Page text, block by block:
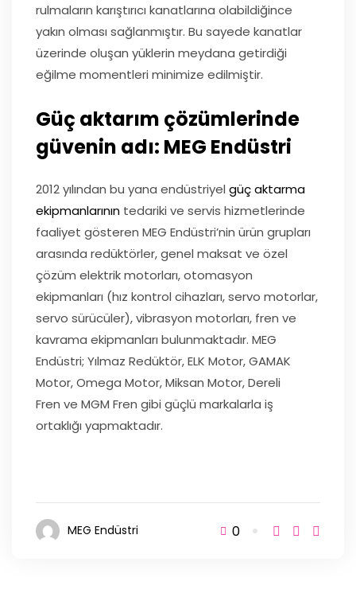
rulmaların karıştırıcı kanatlarına olabildiğince
yakın olması sağlanmıştır. Bu sayede kanatlar
üzerinde oluşan yüklerin meydana getirdiği
eğilme momentleri minimize edilmiştir.
Güç aktarım çözümlerinde
güvenin adı: MEG Endüstri
2012 yılından bu yana endüstriyel güç aktarma
ekipmanlarının tedariki ve servis hizmetlerinde
faaliyet gösteren MEG Endüstri’nin ürün grupları
arasında redüktörler, genel maksat ve özel
çözüm elektrik motorları, otomasyon
ekipmanları (hız kontrol cihazları, servo motorlar,
servo sürücüler), vibrasyon motorları, fren ve
kavrama ekipmanları bulunmaktadır. MEG
Endüstri; Yılmaz Redüktör, ELK Motor, GAMAK
Motor, Omega Motor, Miksan Motor, Dereli
Fren ve MGM Fren gibi güçlü markalarla iş
ortaklığı yapmaktadır.
MEG Endüstri 0